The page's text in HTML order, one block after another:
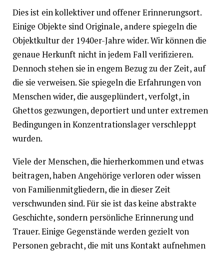
Dies ist ein kollektiver und offener Erinnerungsort.
Einige Objekte sind Originale, andere spiegeln die
Objektkultur der 1940er-Jahre wider. Wir können die
genaue Herkunft nicht in jedem Fall verifizieren.
Dennoch stehen sie in engem Bezug zu der Zeit, auf
die sie verweisen. Sie spiegeln die Erfahrungen von
Menschen wider, die ausgeplündert, verfolgt, in
Ghettos gezwungen, deportiert und unter extremen
Bedingungen in Konzentrationslager verschleppt
wurden.
Viele der Menschen, die hierherkommen und etwas
beitragen, haben Angehörige verloren oder wissen
von Familienmitgliedern, die in dieser Zeit
verschwunden sind. Für sie ist das keine abstrakte
Geschichte, sondern persönliche Erinnerung und
Trauer. Einige Gegenstände werden gezielt von
Personen gebracht, die mit uns Kontakt aufnehmen